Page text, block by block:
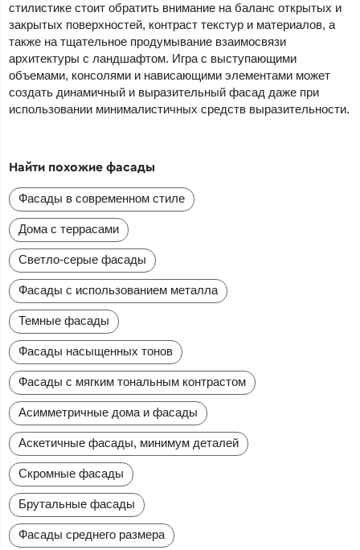
стилистике стоит обратить внимание на баланс открытых и
закрытых поверхностей, контраст текстур и материалов, а
также на тщательное продумывание взаимосвязи
архитектуры с ландшафтом. Игра с выступающими
объемами, консолями и нависающими элементами может
создать динамичный и выразительный фасад даже при
использовании минималистичных средств выразительности.
Найти похожие фасады
Фасады в современном стиле
Дома с террасами
Светло-серые фасады
Фасады с использованием металла
Темные фасады
Фасады насыщенных тонов
Фасады с мягким тональным контрастом
Асимметричные дома и фасады
Аскетичные фасады, минимум деталей
Скромные фасады
Брутальные фасады
Фасады среднего размера